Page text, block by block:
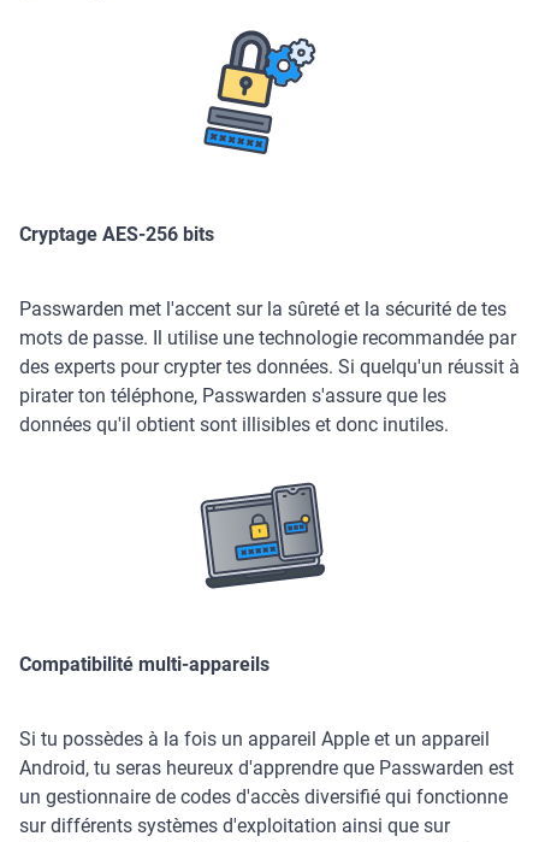
Cryptage AES-256 bits
Passwarden met l'accent sur la sûreté et la sécurité de tes
mots de passe. Il utilise une technologie recommandée par
des experts pour crypter tes données. Si quelqu'un réussit à
pirater ton téléphone, Passwarden s'assure que les
données qu'il obtient sont illisibles et donc inutiles.
Compatibilité multi-appareils
Si tu possèdes à la fois un appareil Apple et un appareil
Android, tu seras heureux d'apprendre que Passwarden est
un gestionnaire de codes d'accès diversifié qui fonctionne
sur différents systèmes d'exploitation ainsi que sur